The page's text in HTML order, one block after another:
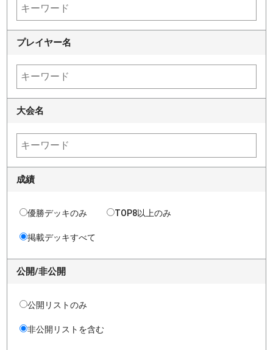
プレイヤー名
大会名
成績
優勝デッキのみ TOP8以上のみ
掲載デッキすべて
公開/非公開
公開リストのみ
非公開リストを含む